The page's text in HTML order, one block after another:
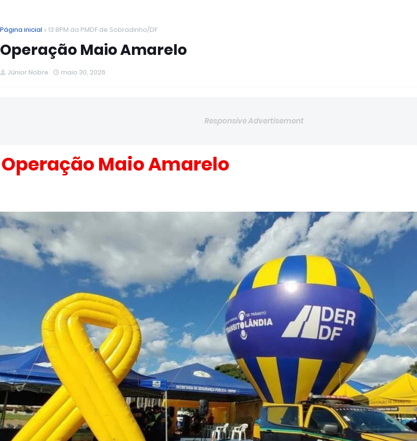
Página inicial 13 BPM da PMDF de Sobradinho/DF
Operação Maio Amarelo
Júnior Nobre maio 30, 2026
Responsive Advertisement
Operação Maio Amarelo